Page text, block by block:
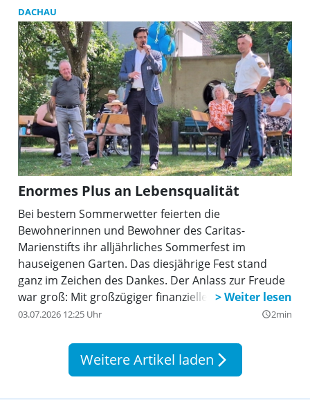
bevor sie mit der Lehrerin Gül Özki die Preise an die
Schülerinnen und Schüler überreichte. Denys aus
der Klasse 8c wurde mit seinem Bild von einem
beeindruckenden Laternenfisch zum Schulsieger
prämiert. Weil sich nicht nur die Klassensieger,
sondern alle bei der Umsetzung des
anspruchsvollen Themasangestrengt haben,
wurden viele Teilnehmerpreise verteilt. Der 56.
Wettbewerb „jugend creativ“ der Volksbank
Raiffeisenbank Dachau wurde in 33 Schulen in
Dachau und im Landkreis durchgeführt. Es nahmen
rund 6.500 Kinder und Jugendliche daran teil.
DACHAU
Enormes Plus an Lebensqualität
Bei bestem Sommerwetter feierten die
Bewohnerinnen und Bewohner des Caritas-
Marienstifts ihr alljährliches Sommerfest im
hauseigenen Garten. Das diesjährige Fest stand
ganz im Zeichen des Dankes. Der Anlass zur Freude
war groß: Mit großzügiger finanzieller Unterstützung
konnte der Umbau des beschützenden Gartens
Stiftung, vertreten durch den Stiftungsvorstand
Helmut Rez, bewies erneut ihr Engagement für das
Marienstift: Allein aus den Jahren 2023 und 2024
flossen fast 50.000 Euro in das Gartenprojekt und
03.07.2026 12:25 Uhr query_builder2min
Weitere Artikel laden arrow_forward_ios